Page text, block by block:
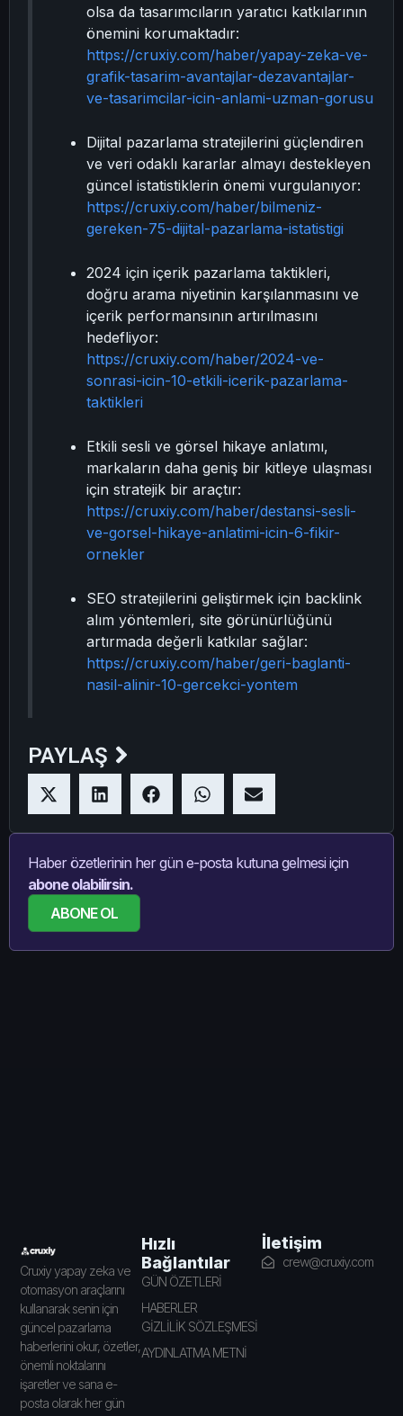
olsa da tasarımcıların yaratıcı katkılarının
önemini korumaktadır:
https://cruxiy.com/haber/yapay-zeka-ve-
grafik-tasarim-avantajlar-dezavantajlar-
ve-tasarimcilar-icin-anlami-uzman-gorusu
Dijital pazarlama stratejilerini güçlendiren
ve veri odaklı kararlar almayı destekleyen
güncel istatistiklerin önemi vurgulanıyor:
https://cruxiy.com/haber/bilmeniz-
gereken-75-dijital-pazarlama-istatistigi
2024 için içerik pazarlama taktikleri,
doğru arama niyetinin karşılanmasını ve
içerik performansının artırılmasını
hedefliyor:
https://cruxiy.com/haber/2024-ve-
sonrasi-icin-10-etkili-icerik-pazarlama-
taktikleri
Etkili sesli ve görsel hikaye anlatımı,
markaların daha geniş bir kitleye ulaşması
için stratejik bir araçtır:
https://cruxiy.com/haber/destansi-sesli-
ve-gorsel-hikaye-anlatimi-icin-6-fikir-
ornekler
SEO stratejilerini geliştirmek için backlink
alım yöntemleri, site görünürlüğünü
artırmada değerli katkılar sağlar:
https://cruxiy.com/haber/geri-baglanti-
nasil-alinir-10-gercekci-yontem
PAYLAŞ
Haber özetlerinin her gün e-posta kutuna gelmesi için
abone olabilirsin.
ABONE OL
Cruxiy yapay zeka ve
otomasyon araçlarını
kullanarak senin için
güncel pazarlama
haberlerini okur, özetler,
önemli noktalarını
işaretler ve sana e-
posta olarak her gün
Hızlı
Bağlantılar
GÜN ÖZETLERİ
HABERLER
GİZLİLİK SÖZLEŞMESİ
AYDINLATMA METNİ
İletişim
crew@cruxiy.com